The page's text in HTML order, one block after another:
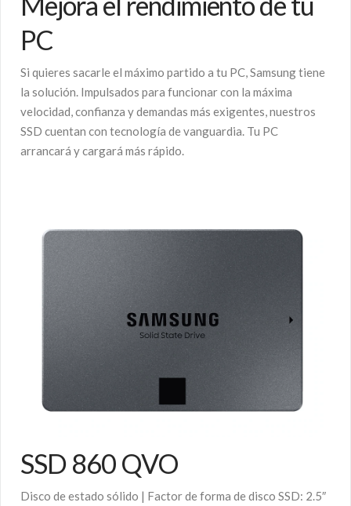
PC
Si quieres sacarle el máximo partido a tu PC, Samsung tiene
la solución. Impulsados para funcionar con la máxima
velocidad, confianza y demandas más exigentes, nuestros
SSD cuentan con tecnología de vanguardia. Tu PC
arrancará y cargará más rápido.
SSD 860 QVO
Disco de estado sólido | Factor de forma de disco SSD: 2.5″